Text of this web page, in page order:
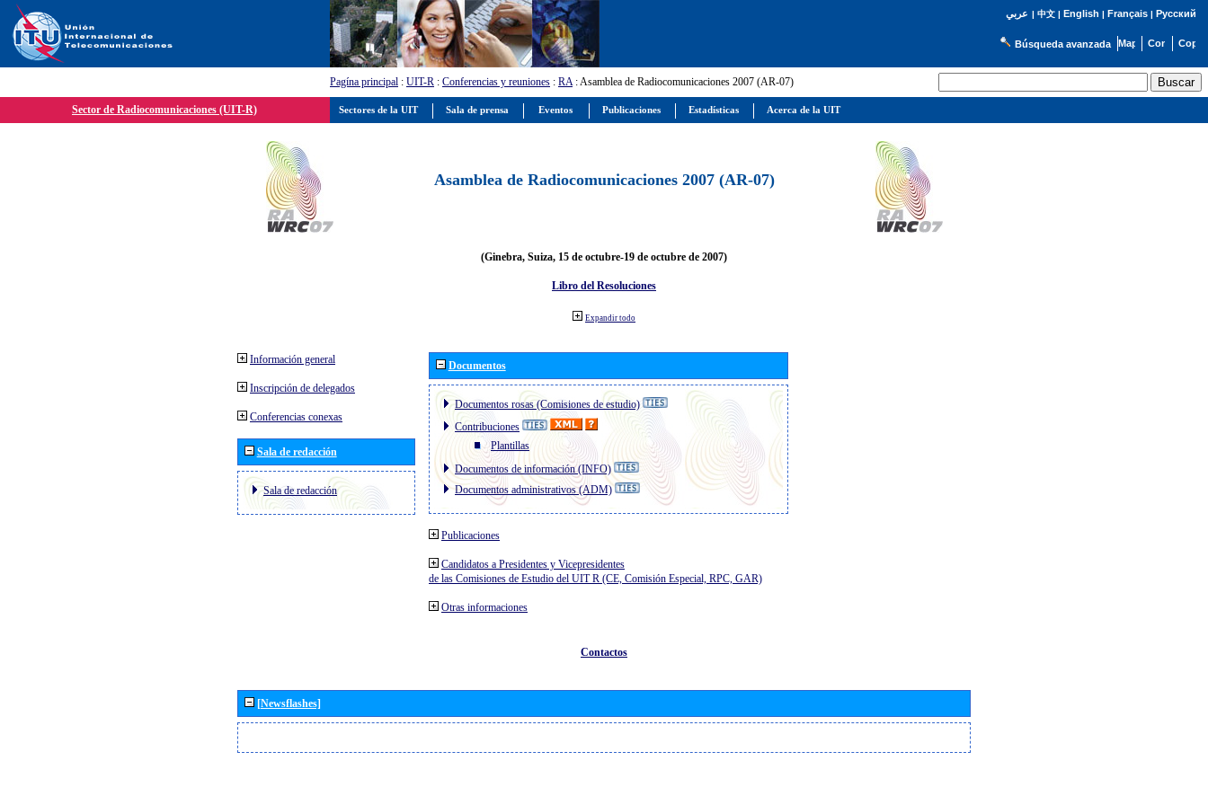
عربي | 中文| English | Français| Русский
Búsqueda avanzada
Pagína principal : UIT-R : Conferencias y reuniones : RA: Asamblea de Radiocomunicaciones 2007 (AR-07)
Sector de Radiocomunicaciones (UIT-R)
Asamblea de Radiocomunicaciones 2007 (AR-07)
(Ginebra, Suiza, 15 de octubre-19 de octubre de 2007)
Libro del Resoluciones
Expandir todo
Información general
Inscripción de delegados
Conferencias conexas
Sala de redacción
Sala de redacción
Documentos
Documentos rosas (Comisiones de estudio)
Contribuciones
Plantillas
Documentos de información (INFO)
Documentos administrativos (ADM)
Publicaciones
Candidatos a Presidentes y Vicepresidentes
de las Comisiones de Estudio del UIT R (CE, Comisión Especial, RPC, GAR)
Otras informaciones
Contactos
[Newsflashes]
Sectores de la UIT Sala de prensa Eventos Publicaciones Estadísticas Acerca de la UIT